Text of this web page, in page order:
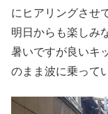
にヒアリングさせ
明日からも楽しみ
暑いですが良いキ
のまま波に乗って